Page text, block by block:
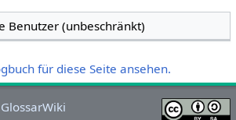
Benutzer (unbeschränkt)
für diese Seite ansehen.